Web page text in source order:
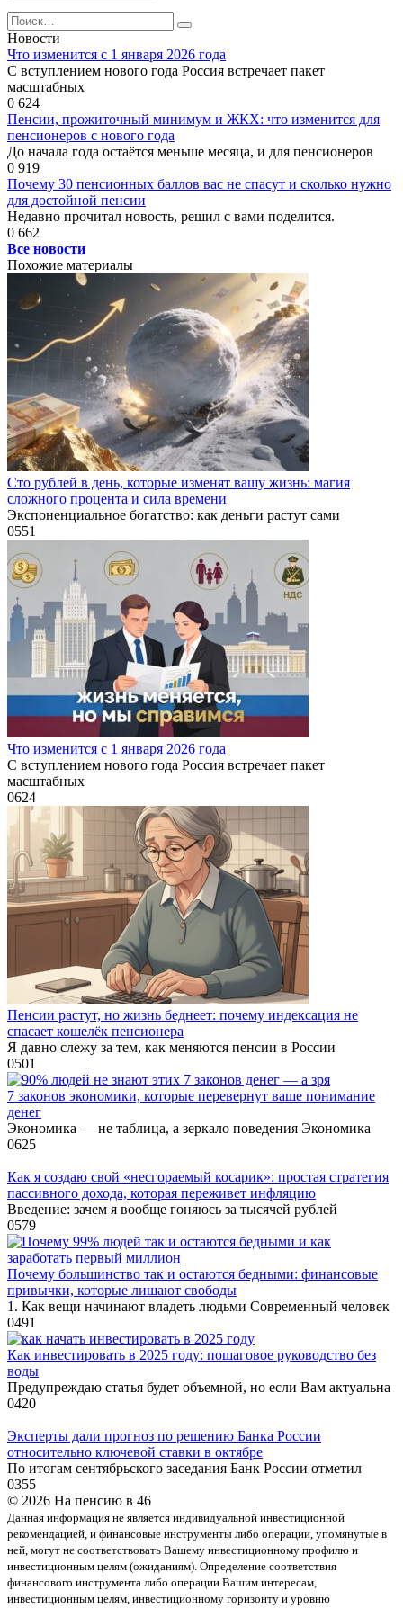
Search
for:
Новости
Что изменится с 1 января 2026 года
С вступлением нового года Россия встречает пакет
масштабных
0 624
Пенсии, прожиточный минимум и ЖКХ: что изменится для
пенсионеров с нового года
До начала года остаётся меньше месяца, и для пенсионеров
0 919
Почему 30 пенсионных баллов вас не спасут и сколько нужно
для достойной пенсии
Недавно прочитал новость, решил с вами поделится.
0 662
Все новости
Похожие материалы
Сто рублей в день, которые изменят вашу жизнь: магия
сложного процента и сила времени
Экспоненциальное богатство: как деньги растут сами
0551
Что изменится с 1 января 2026 года
С вступлением нового года Россия встречает пакет
масштабных
0624
Пенсии растут, но жизнь беднеет: почему индексация не
спасает кошелёк пенсионера
Я давно слежу за тем, как меняются пенсии в России
0501
7 законов экономики, которые перевернут ваше понимание
денег
Экономика — не таблица, а зеркало поведения Экономика
0625
Как я создаю свой «несгораемый косарик»: простая стратегия
пассивного дохода, которая переживет инфляцию
Введение: зачем я вообще гоняюсь за тысячей рублей
0579
Почему большинство так и остаются бедными: финансовые
привычки, которые лишают свободы
1. Как вещи начинают владеть людьми Современный человек
0491
Как инвестировать в 2025 году: пошаговое руководство без
воды
Предупреждаю статья будет объемной, но если Вам актуальна
0420
Эксперты дали прогноз по решению Банка России
относительно ключевой ставки в октябре
По итогам сентябрьского заседания Банк России отметил
0355
© 2026 На пенсию в 46
Данная информация не является индивидуальной инвестиционной
рекомендацией, и финансовые инструменты либо операции, упомянутые в
ней, могут не соответствовать Вашему инвестиционному профилю и
инвестиционным целям (ожиданиям). Определение соответствия
финансового инструмента либо операции Вашим интересам,
инвестиционным целям, инвестиционному горизонту и уровню